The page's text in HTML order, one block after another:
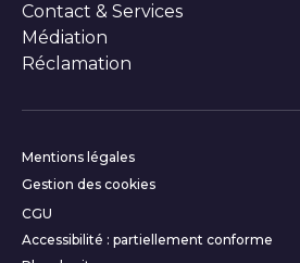
Contact & Services
Médiation
Réclamation
Informations
Mentions légales
Gestion des cookies
CGU
Accessibilité : partiellement conforme